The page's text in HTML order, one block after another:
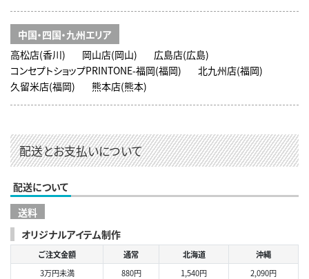
中国・四国・九州エリア
高松店(香川)
岡山店(岡山)
広島店(広島)
コンセプトショップPRINTONE-福岡(福岡)
北九州店(福岡)
久留米店(福岡)
熊本店(熊本)
配送とお支払いについて
配送について
送料
オリジナルアイテム制作
ご注文金額 通常 北海道
沖縄
3万円未満
880円 1,540円
2,090円